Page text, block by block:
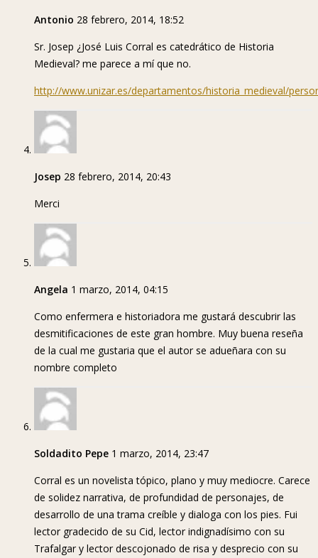
Antonio 28 febrero, 2014, 18:52
Sr. Josep ¿José Luis Corral es catedrático de Historia
Medieval? me parece a mí que no.
http://www.unizar.es/departamentos/historia_medieval/
Josep 28 febrero, 2014, 20:43
Merci
Angela 1 marzo, 2014, 04:15
Como enfermera e historiadora me gustará descubrir las
desmitificaciones de este gran hombre. Muy buena reseña
de la cual me gustaria que el autor se adueñara con su
nombre completo
Soldadito Pepe 1 marzo, 2014, 23:47
Corral es un novelista tópico, plano y muy mediocre. Carece
de solidez narrativa, de profundidad de personajes, de
desarrollo de una trama creíble y dialoga con los pies. Fui
lector gradecido de su Cid, lector indignadísimo con su
Trafalgar y lector descojonado de risa y desprecio con su